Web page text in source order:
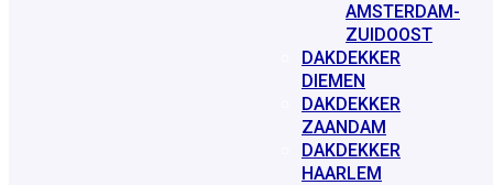
AMSTERDAM-
ZUIDOOST
DAKDEKKER
DIEMEN
DAKDEKKER
ZAANDAM
DAKDEKKER
HAARLEM